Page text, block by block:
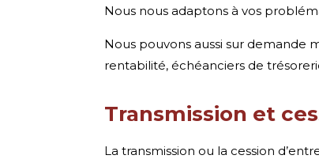
Nous nous adaptons à vos
Nous pouvons aussi sur demande
rentabilité, échéanciers de
Transmission et
La transmission ou la cession